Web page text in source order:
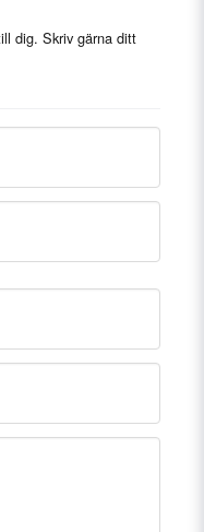
dig. Skriv gärna ditt